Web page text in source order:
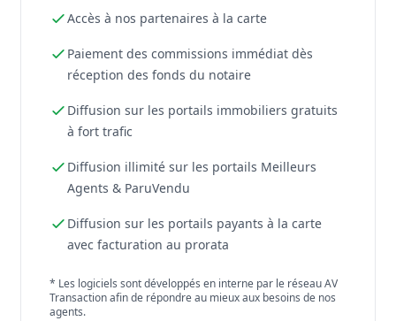
Accès à nos partenaires à la carte
Paiement des commissions immédiat dès
réception des fonds du notaire
Diffusion sur les portails immobiliers gratuits
à fort trafic
Diffusion illimité sur les portails Meilleurs
Agents & ParuVendu
Diffusion sur les portails payants à la carte
avec facturation au prorata
* Les logiciels sont développés en interne par le réseau AV
Transaction afin de répondre au mieux aux besoins de nos
agents.